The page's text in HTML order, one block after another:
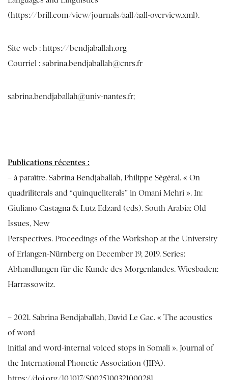
(https://brill.com/view/journals/aall/aall-overview.xml).
Site web : https://bendjaballah.org
Courriel : sabrina.bendjaballah@cnrs.fr
sabrina.bendjaballah@univ-nantes.fr;
Publications récentes :
– à paraître. Sabrina Bendjaballah, Philippe Ségéral. « On
quadriliterals and “quinqueliterals” in Omani Mehri ». In:
Giuliano Castagna & Lutz Edzard (eds). South Arabia: Old
Issues, New
Perspectives. Proceedings of the Workshop at the University
of Erlangen-Nürnberg on December 19, 2019. Series:
Abhandlungen für die Kunde des Morgenlandes. Wiesbaden:
Harrassowitz.
– 2021. Sabrina Bendjaballah, David Le Gac. « The acoustics
of word-
initial and word-internal voiced stops in Somali ». Journal of
the International Phonetic Association (JIPA).